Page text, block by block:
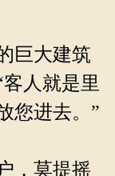
巨大建筑
人就是里
您进去。”
，莫提摇